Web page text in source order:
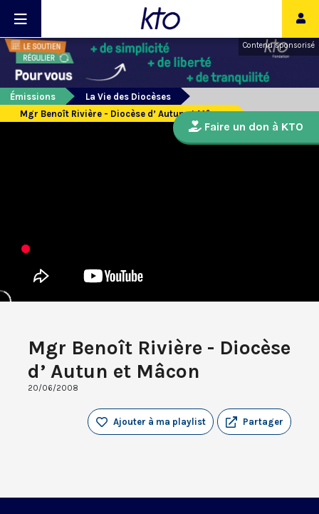
Contenu sponsorisé
Émissions
La Vie des Diocèses
Mgr Benoît Rivière - Diocèse d’ Autun et Mâcon
Mgr Benoît Rivière - Diocèse
d’ Autun et Mâcon
20/06/2008
Partager
Ajouter à ma playlist
Faire un don à KTO